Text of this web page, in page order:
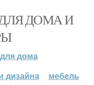
ДОМА И
дома
дизайна мебель